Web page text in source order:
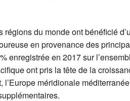
du monde ont bénéficié
en provenance des
enregistrée en 2017 sur
ont pris la tête de la
l’Europe méridionale